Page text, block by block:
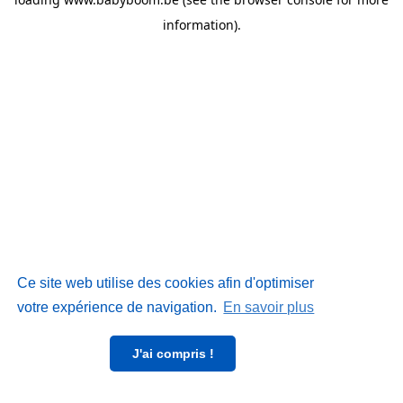
Ce site web utilise des cookies afin d'optimiser
votre expérience de navigation. En savoir plus
J'ai compris !
information).